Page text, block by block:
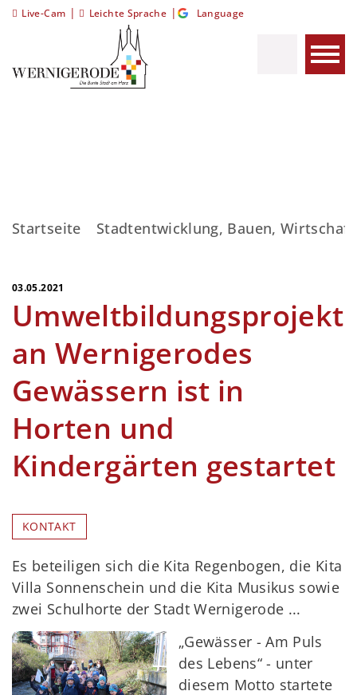
Live-Cam | Leichte Sprache | Language
Startseite Stadtentwicklung, Bauen, Wirtschaft
03.05.2021
Umweltbildungsprojekt
an Wernigerodes
Gewässern ist in
Horten und
Kindergärten gestartet
KONTAKT
Es beteiligen sich die Kita Regenbogen, die Kita
Villa Sonnenschein und die Kita Musikus sowie
zwei Schulhorte der Stadt Wernigerode ...
„Gewässer - Am Puls
des Lebens“ - unter
diesem Motto startete